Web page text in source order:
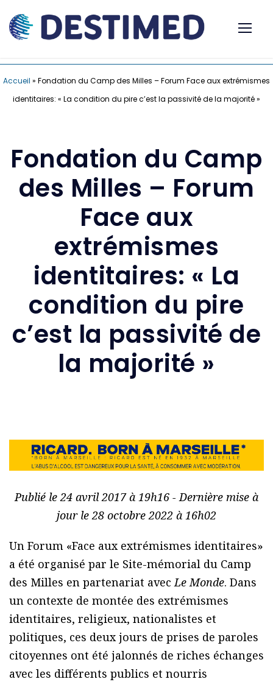
Accueil » Fondation du Camp des Milles – Forum Face aux extrémismes
identitaires: « La condition du pire c’est la passivité de la majorité »
Fondation du Camp
des Milles – Forum
Face aux
extrémismes
identitaires: « La
condition du pire
c’est la passivité de
la majorité »
Publié le 24 avril 2017 à 19h16 - Dernière mise à
jour le 28 octobre 2022 à 16h02
Un Forum «Face aux extrémismes identitaires»
a été organisé par le Site-mémorial du Camp
des Milles en partenariat avecLe Monde. Dans
un contexte de montée des extrémismes
identitaires, religieux, nationalistes et
politiques, ces deux jours de prises de paroles
citoyennes ont été jalonnés de riches échanges
avec les différents publics et nourris